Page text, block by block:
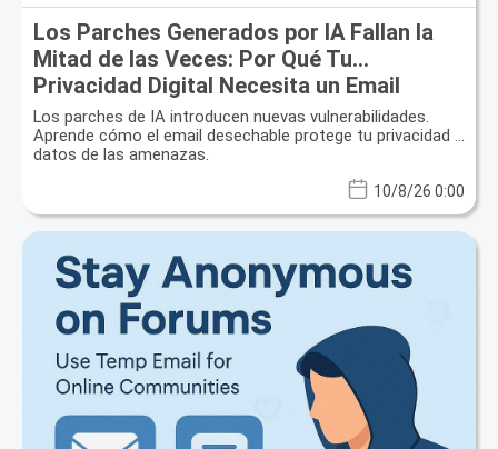
Los Parches Generados por IA Fallan la
Mitad de las Veces: Por Qué Tu
Privacidad Digital Necesita un Email
Desechable
Los parches de IA introducen nuevas vulnerabilidades.
Aprende cómo el email desechable protege tu privacidad y
datos de las amenazas.
10/8/26 0:00